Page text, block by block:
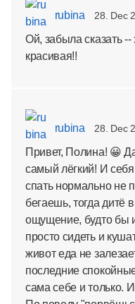
rubina 28. Dec
Ой, забыла сказать
красивая!!
rubina 28. Dec
Привет, Полина! 😀
самый лёгкий! И себя
спать нормально не
бегаешь, тогда дитё
ощущение, будто бы
просто сидеть и
живот еда не
последние
сама себе и только.